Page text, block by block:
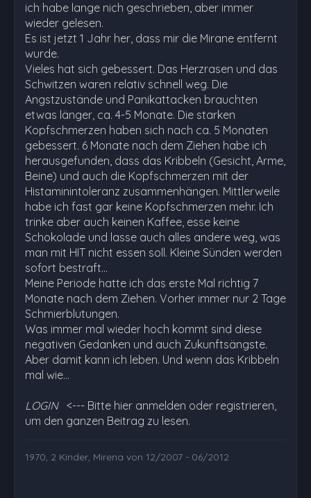
ich habe lange nich geschrieben, aber immer
wieder gelesen.
Es ist jetzt 1 Jahr her, dass mir die Mirane entfernt
wurde.
Vieles hat sich gebessert. Das Herzrasen und das
Schwitzen waren relativ schnell weg. Die
Angstzustände und Panikattacken brauchten
etwas länger, ca. 4-5 Monate. Die starken
Kopfschmerzen haben sich nach ca. 5 Monaten
gebessert. 6 Monate nach dem Ziehen habe ich
herausgefunden, dass das Kribbeln (Gesicht, Arme,
Beine) und auch die Kopfschmerzen mit der
Histaminintoleranz zusammenhängen. Mittlerweile
habe ich fast gar keine Kopfschmerzen mehr. Ich
trinke aber auch keinen Kaffee, esse keine
Schokolade und lasse auch alles andere weg, was
man mit HIT nicht essen soll. Kleine Sünden werden
sofort bestraft...
Meine Periode hatte ich das erste Mal richtig 7
Monate nach dem Ziehen. Vorher immer nur 2 Tage
Schmierblutungen.
Was immer mal wieder hoch kommt sind diese
negativen Gedanken und auch Zukunftsängste.
Aber damit kann ich leben. Und wenn das Kribbeln
mal wie…
LOGIN <--- Bitte hier anmelden oder registrieren,
um den ganzen Beitrag zu lesen.
1970, 2 Kinder, Mirena von 12/2007 - 06/2012